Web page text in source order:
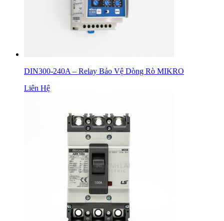
DIN300-240A – Relay Bảo Vệ Dòng Rò MIKRO
Liên Hệ